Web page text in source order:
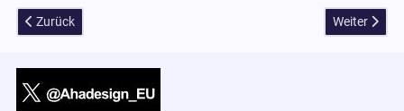
Vorheriger Beitrag: Luminar Mobile Update 2.2 jetzt mit vollem
Zurück Nächster
Weiter